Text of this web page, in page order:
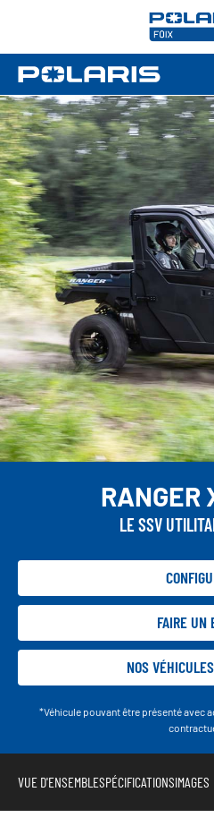
RANGER
LE SSV
FAIRE UN
NOS
*Véhicule pouvant être présenté avec
VUE D'ENSEMBLESPÉCIFICATIONSIMAGES